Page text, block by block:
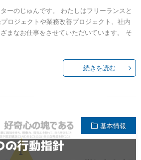
ーのじゅんです。 わたしはフリーランスと
ロジェクトや業務改善プロジェクト、社内
まなお仕事をさせていただいています。 そ
続きを読む
基本情報